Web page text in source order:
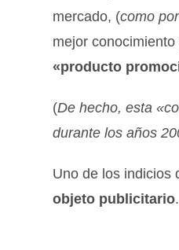
mercado, (como
mejor
«producto
(De hecho, esta
durante los años
Uno de los indicios
objeto publicitario